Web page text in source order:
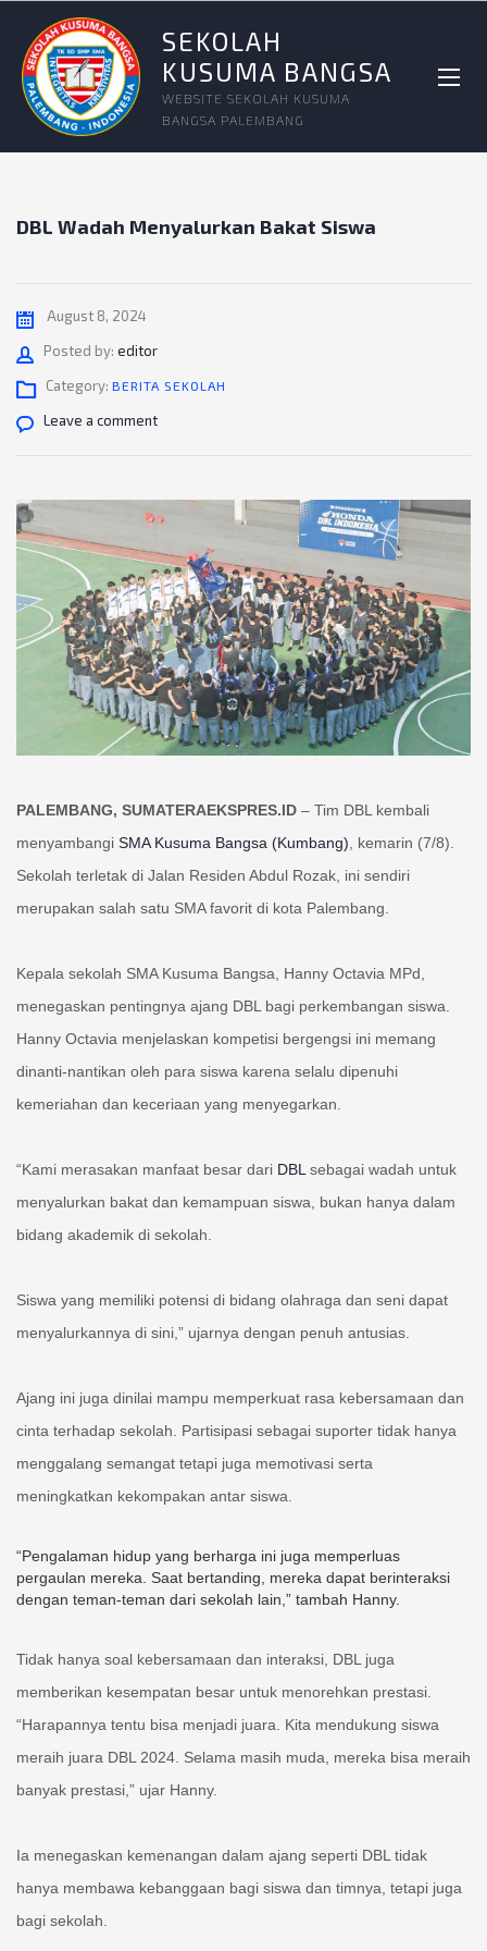
SEKOLAH
KUSUMA BANGSA
WEBSITE SEKOLAH KUSUMA
BANGSA PALEMBANG
DBL Wadah Menyalurkan Bakat Siswa
August 8, 2024
Posted by: Author
editor
Category: BERITA SEKOLAH
Leave a comment
PALEMBANG, SUMATERAEKSPRES.ID – Tim DBL kembali
menyambangi SMA Kusuma Bangsa (Kumbang), kemarin (7/8).
Sekolah terletak di Jalan Residen Abdul Rozak, ini sendiri
merupakan salah satu SMA favorit di kota Palembang.
Kepala sekolah SMA Kusuma Bangsa, Hanny Octavia MPd,
menegaskan pentingnya ajang DBL bagi perkembangan siswa.
Hanny Octavia menjelaskan kompetisi bergengsi ini memang
dinanti-nantikan oleh para siswa karena selalu dipenuhi
kemeriahan dan keceriaan yang menyegarkan.
“Kami merasakan manfaat besar dari DBLsebagai wadah untuk
menyalurkan bakat dan kemampuan siswa, bukan hanya dalam
bidang akademik di sekolah.
Siswa yang memiliki potensi di bidang olahraga dan seni dapat
menyalurkannya di sini,” ujarnya dengan penuh antusias.
Ajang ini juga dinilai mampu memperkuat rasa kebersamaan dan
cinta terhadap sekolah. Partisipasi sebagai suporter tidak hanya
menggalang semangat tetapi juga memotivasi serta
meningkatkan kekompakan antar siswa.
“Pengalaman hidup yang berharga ini juga memperluas
pergaulan mereka. Saat bertanding, mereka dapat berinteraksi
dengan teman-teman dari sekolah lain,” tambah Hanny.
Tidak hanya soal kebersamaan dan interaksi, DBL juga
memberikan kesempatan besar untuk menorehkan prestasi.
“Harapannya tentu bisa menjadi juara. Kita mendukung siswa
meraih juara DBL 2024. Selama masih muda, mereka bisa meraih
banyak prestasi,” ujar Hanny.
Ia menegaskan kemenangan dalam ajang seperti DBL tidak
hanya membawa kebanggaan bagi siswa dan timnya, tetapi juga
bagi sekolah.